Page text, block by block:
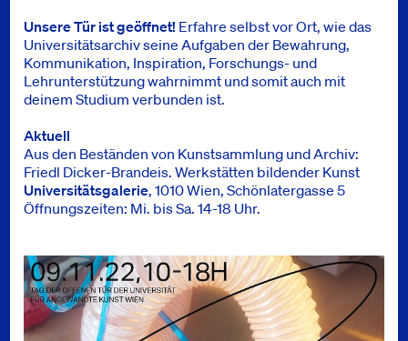
Unsere Tür ist geöffnet! Erfahre selbst vor Ort, wie das
Universitätsarchiv seine Aufgaben der Bewahrung,
Kommunikation, Inspiration, Forschungs- und
Lehrunterstützung wahrnimmt und somit auch mit
deinem Studium verbunden ist.
Aktuell
Aus den Beständen von Kunstsammlung und Archiv:
Friedl Dicker-Brandeis. Werkstätten bildender Kunst
Universitätsgalerie, 1010 Wien, Schönlatergasse 5
Öffnungszeiten: Mi. bis Sa. 14-18 Uhr.
Bilder